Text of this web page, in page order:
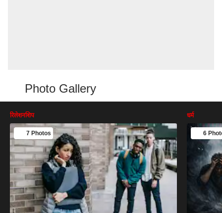
Photo Gallery
रिलेशनशिप
7 Photos
धर्म
6